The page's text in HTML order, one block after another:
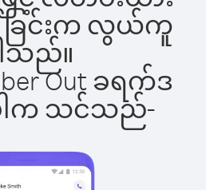
ခြင်းက လွယ်ကူ
သည်။
Out ခရက်ဒ
ပါက သင်သည်-